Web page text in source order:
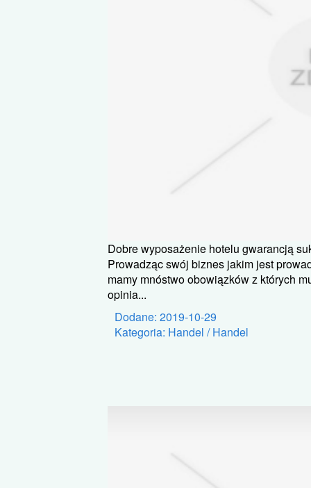
Dobre wyposażenie hotelu gwarancją
Prowadząc swój biznes jakim jest
mamy mnóstwo obowiązków z których
opinia...
Dodane: 2019-10-29
Kategoria: Handel / Handel